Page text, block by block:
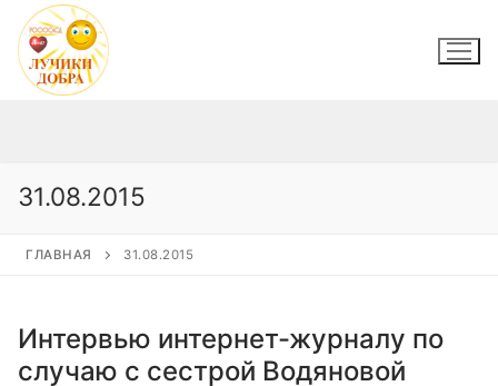
Перейти
содержимому
31.08.2015
ГЛАВНАЯ 31.08.2015
Интервью интернет-журналу по
случаю с сестрой Водяновой